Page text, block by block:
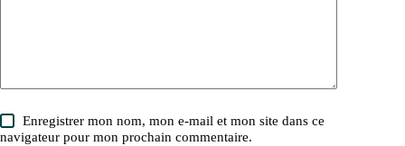
Enregistrer mon nom, mon e-mail et mon site dans ce
navigateur pour mon prochain commentaire.